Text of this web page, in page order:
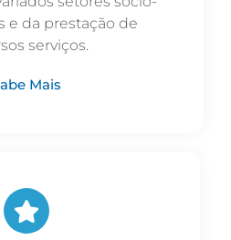
e da prestação de
serviços.
Mais